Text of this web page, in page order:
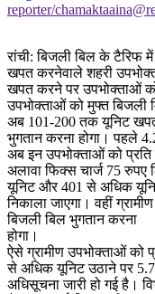
reporter/
रांची: बिजली बिल के टैरिफ
खपत करनेवाले शहरी
खपत करने पर उपभोक्ताओं
उपभोक्ताओं को मुफ्त बिजली
अब 101-200 तक यूनिट
भुगतान करना होगा। पहले
अब इन उपभोक्ताओं को
अलावा फिक्स चार्ज 75 रुपए
यूनिट और 401 से अधिक
निकाला जाएगा। वहीं
बिजली बिल भुगतान करना
होगा।
ऐसे ग्रामीण उपभोक्ताओं को
से अधिक यूनिट उठाने पर
अधिसूचना जारी हो गई है।